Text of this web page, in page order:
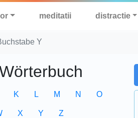
meditatii distractie
Y
K L M N O
X Y Z